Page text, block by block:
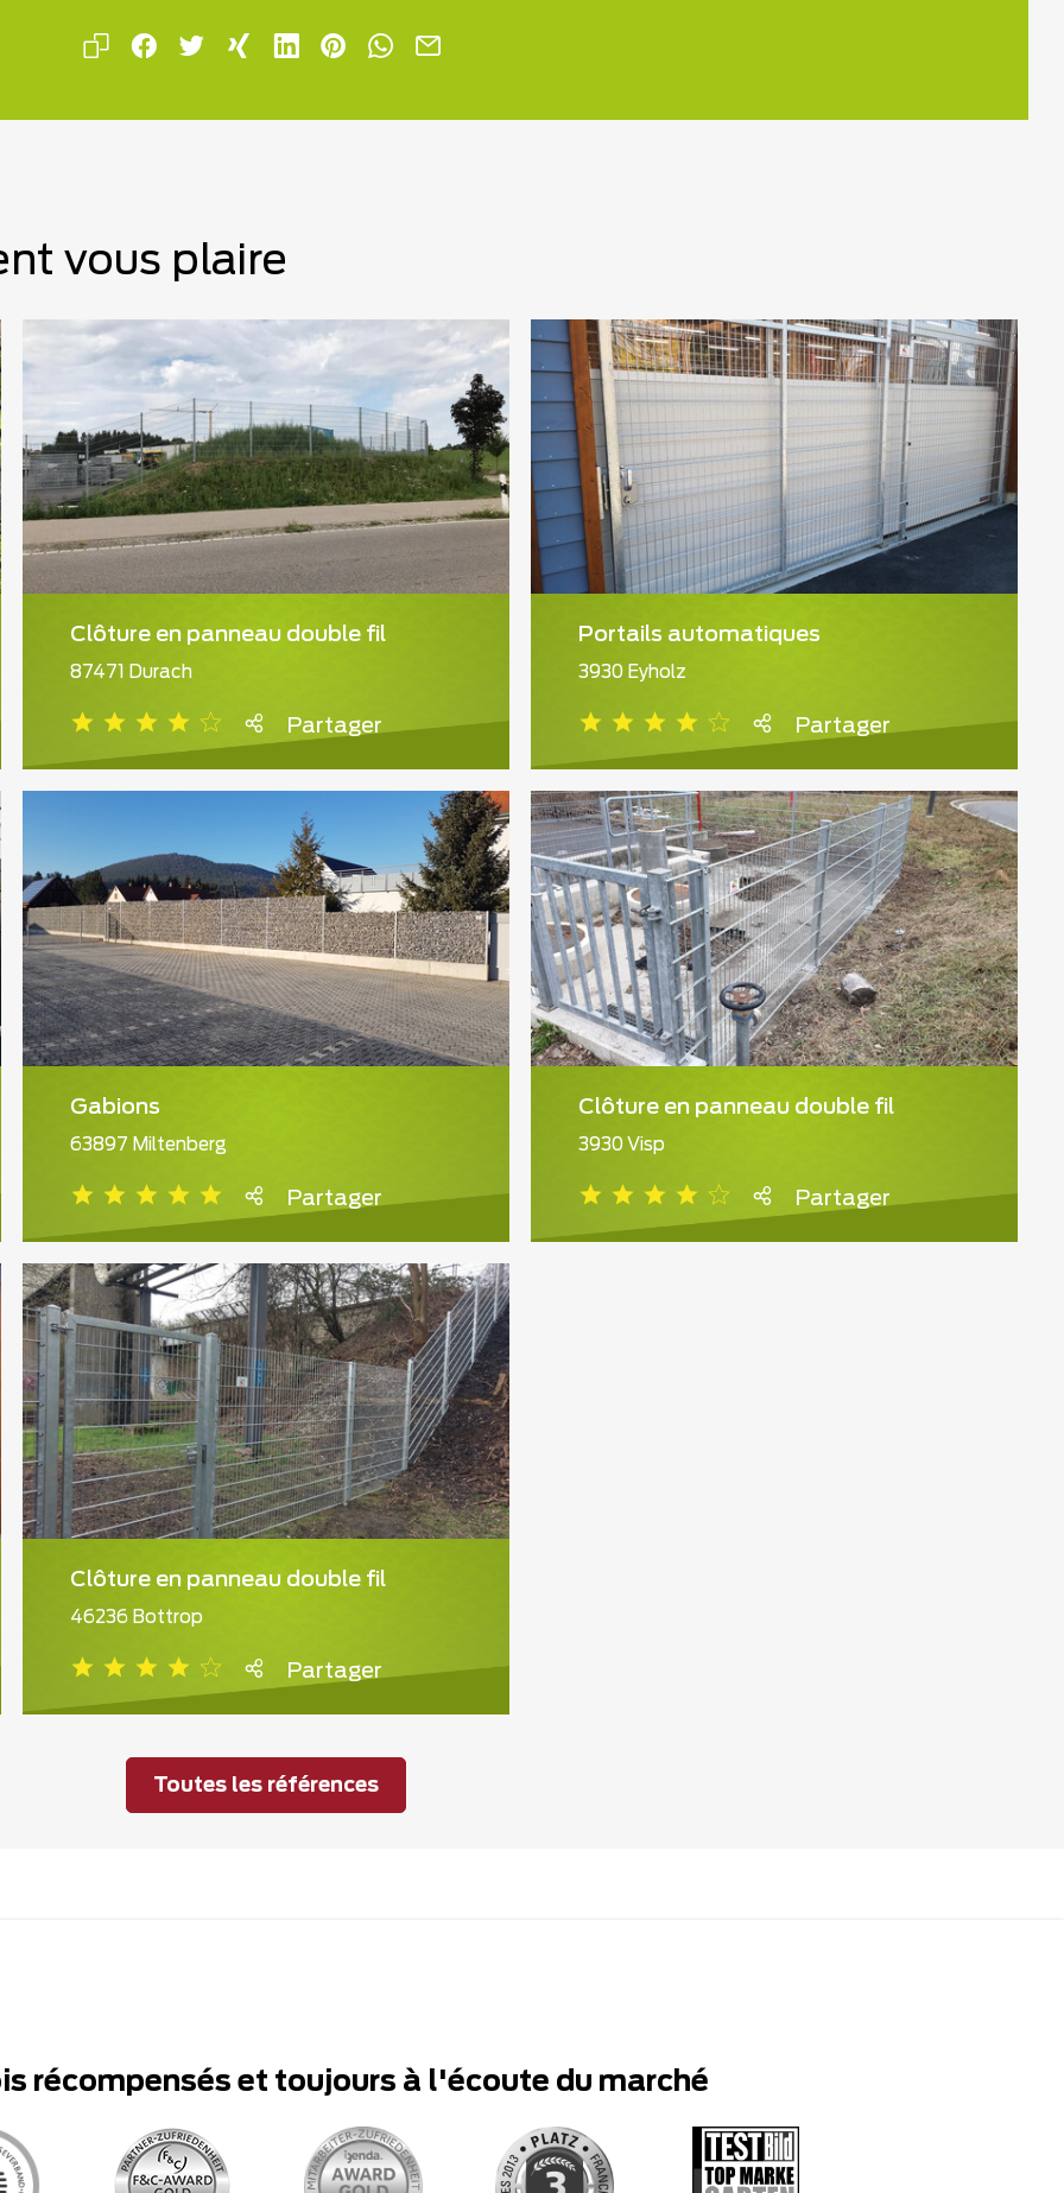
vous plaire
Clôture en panneau double fil
87471 Durach
Partager
Portails automatiques
3930 Eyholz
Partager
Gabions
63897 Miltenberg
Partager
Clôture en panneau double fil
3930 Visp
Partager
Clôture en panneau double fil
46236 Bottrop
Partager
Toutes les références
récompensés et toujours à l'écoute du marché